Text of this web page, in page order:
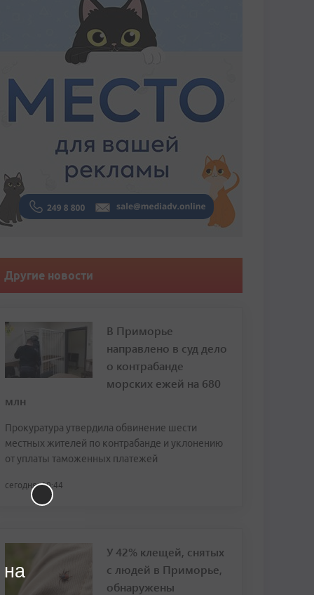
Другие новости
В Приморье
направлено в суд дело
о контрабанде
морских ежей на 680
млн
Прокуратура утвердила обвинение шести
местных жителей по контрабанде и уклонению
от уплаты таможенных платежей
сегодня, 10:44
У 42% клещей, снятых
с людей в Приморье,
обнаружены